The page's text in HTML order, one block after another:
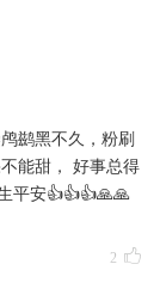
鹚黑不久，粉刷
能甜， 好事总得
平安👍👍👍🙏🙏
2